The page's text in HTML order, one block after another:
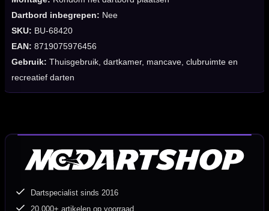
Dartbord inbegrepen: Nee
SKU: BU-68420
EAN: 8719075976456
Gebruik: Thuisgebruik, dartkamer, mancave, clubruimte en
recreatief darten
Dartspecialist sinds 2016
20.000+ artikelen op voorraad